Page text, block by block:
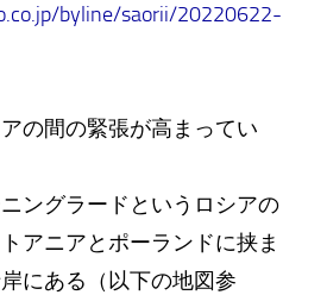
byline/saorii/20220622-
の間の緊張が高まってい
ングラードというロシアの
アニアとポーランドに挟ま
にある（以下の地図参